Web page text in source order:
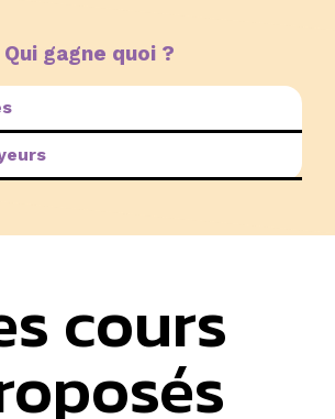
Qui gagne quoi ?
cours